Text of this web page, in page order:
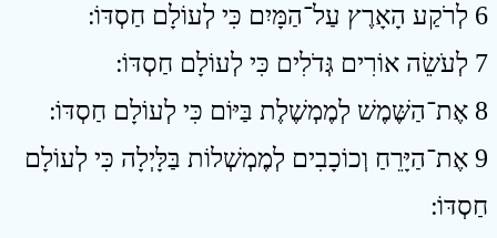
6 לְרֹקַע הָאָרֶץ עַל־הַמָּיִם כִּי לְעוֹלָם חַסְדּוֹ ׃
7 לְעֹשֵׂה אוֹרִים גְּדֹלִים כִּי לְעוֹלָם חַסְדּוֹ ׃
8 אֶת־הַשֶּׁמֶשׁ לְמֶמְשֶׁלֶת בַּיּוֹם כִּי לְעוֹלָם חַסְדּוֹ ׃
9 אֶת־הַיָּרֵחַ וְכוֹכָבִים לְמֶמְשְׁלוֹת בַּלָּיְלָה כִּי לְעוֹלָם
חַסְדּוֹ ׃